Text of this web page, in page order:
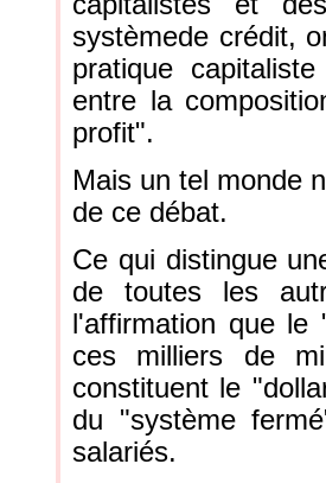
systèmede crédit,
pratique
entre la
profit".
Mais un tel monde
de ce débat.
Ce qui distingue
de toutes les
l'affirmation que
ces milliers de
constituent le
du "système
salariés.